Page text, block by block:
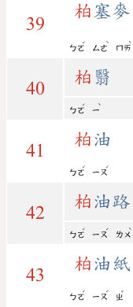
39
柏 塞麥
ㄅㄛ
ˊ
ㄙㄜ
ˋ
ㄇㄞ
ˋ
40
柏 翳
ㄅㄛ
ˊ
ㄧ
ˋ
41
柏 油
ㄅㄛ
ˊ
ㄧㄡ
ˊ
42
柏 油路
ㄅㄛ
ˊ
ㄧㄡ
ˊ
ㄌㄨ
ˋ
43
柏 油紙
ㄅㄛ
ˊ
ㄧㄡ
ˊ
ㄓ
ˇ